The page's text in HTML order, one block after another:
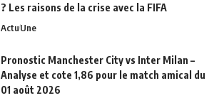
? Les raisons de la crise avec la FIFA
ActuUne
Pronostic Manchester City vs Inter Milan –
Analyse et cote 1,86 pour le match amical du
01 août 2026